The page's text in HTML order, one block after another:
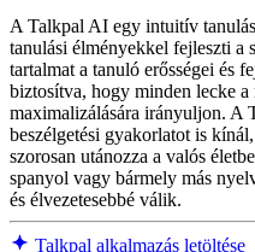
A Talkpal AI egy intuitív
tanulási élményekkel fejleszti
tartalmat a tanuló erősségei és
biztosítva, hogy minden lecke a
maximalizálására irányuljon. A
beszélgetési gyakorlatot is
szorosan utánozza a valós
spanyol vagy bármely más
és élvezetesebbé válik.
Talkpal alkalmazás letöltése